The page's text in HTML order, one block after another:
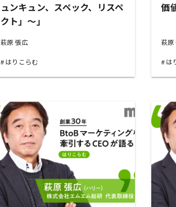
ュンキュン、スペック、リスペ
クト」～」
萩原 張広
はりこらむ
価
萩
は